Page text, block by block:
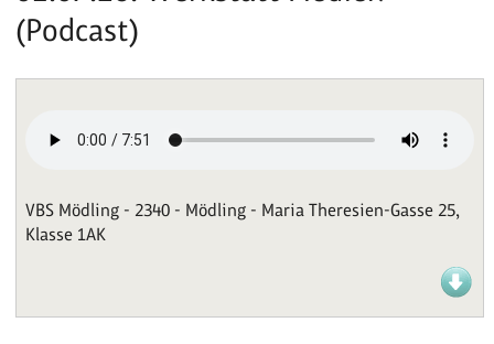
(Podcast)
VBS Mödling - 2340 - Mödling - Maria Theresien-Gasse 25,
Klasse 1AK